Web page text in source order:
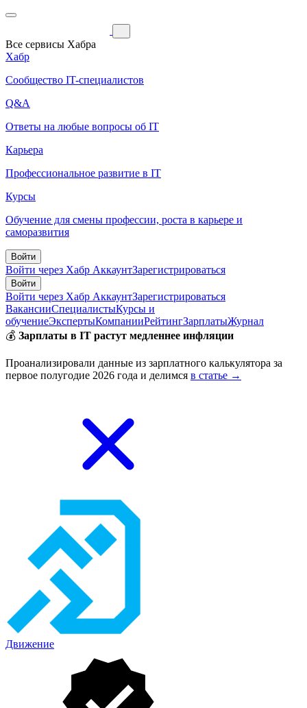
Все сервисы Хабра
Хабр
Сообщество IT-специалистов
Q&A
Ответы на любые вопросы об IT
Карьера
Профессиональное развитие в IT
Курсы
Обучение для смены профессии, роста в карьере и
саморазвития
Войти
Войти через Хабр АккаунтЗарегистрироваться
Войти
Войти через Хабр АккаунтЗарегистрироваться
ВакансииСпециалистыКурсы и
обучениеЭкспертыКомпанииРейтингЗарплатыЖурнал
💰 Зарплаты в IT растут медленнее инфляции
Проанализировали данные из зарплатного калькулятора за
первое полугодие 2026 года и делимся в статье →
Движение